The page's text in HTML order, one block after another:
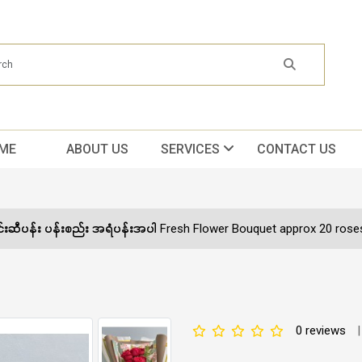
ABOUT US SERVICES CONTACT US
ဆီပန်း ပန်းစည်း အရံပန်းအပါ Fresh Flower Bouquet approx 20
0 reviews